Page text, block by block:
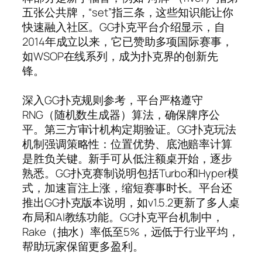
五张公共牌，“set”指三条，这些知识能让你
快速融入社区。GG扑克平台介绍显示，自
2014年成立以来，它已赞助多项国际赛事，
如WSOP在线系列，成为扑克界的创新先
锋。
深入GG扑克规则参考，平台严格遵守
RNG（随机数生成器）算法，确保牌序公
平。第三方审计机构定期验证。GG扑克玩法
机制强调策略性：位置优势、底池赔率计算
是胜负关键。新手可从低注额桌开始，逐步
熟悉。GG扑克赛制说明包括Turbo和Hyper模
式，加速盲注上涨，缩短赛事时长。平台还
推出GG扑克版本说明，如v1.5.2更新了多人桌
布局和AI教练功能。GG扑克平台机制中，
Rake（抽水）率低至5%，远低于行业平均，
帮助玩家保留更多盈利。